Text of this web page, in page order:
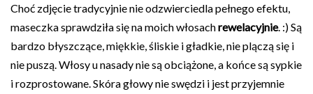
Choć zdjęcie tradycyjnie nie odzwierciedla pełnego efektu,
maseczka sprawdziła się na moich włosachrewelacyjnie. :) Są
bardzo błyszczące, miękkie, śliskie i gładkie, nie plączą się i
nie puszą. Włosy u nasady nie są obciążone, a końce są sypkie
i rozprostowane. Skóra głowy nie swędzi i jest przyjemnie